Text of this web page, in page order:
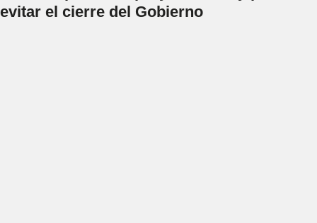
evitar el cierre del Gobierno